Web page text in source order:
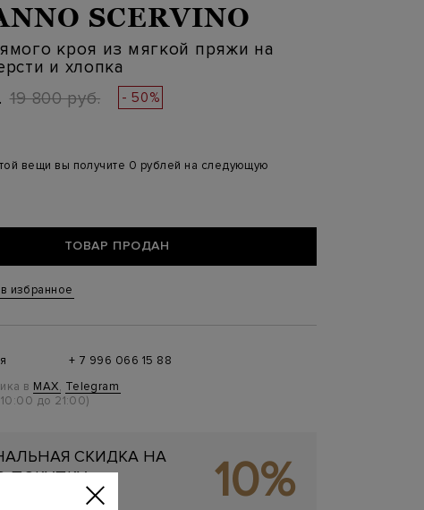
SCERVINO
кроя из мягкой пряжи на
и хлопка
19 800 руб. - 50%
вещи вы получите 0 рублей на следующую
ТОВАР ПРОДАН
избранное
+ 7 996 066 15 88
в MAX, Telegram
до 21:00)
СКИДКА НА
ПОКУПКУ
10%